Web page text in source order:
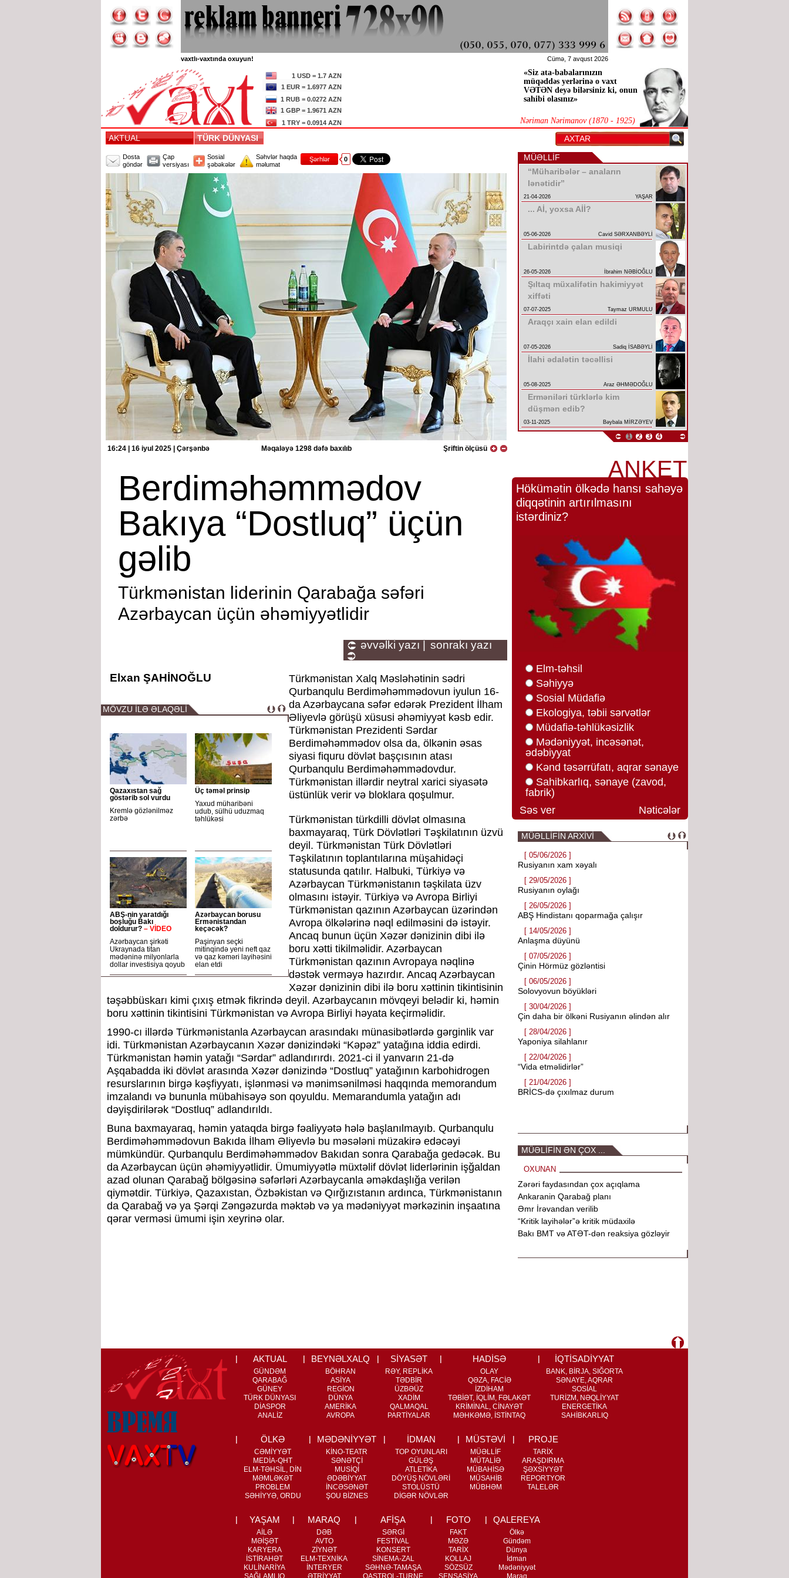
vaxtlı-vaxtında oxuyun! Cümə, 7 avqust 2026
1 USD = 1.7 AZN
1 EUR = 1.6977 AZN
1 RUB = 0.0272 AZN
1 GBP = 1.9671 AZN
1 TRY = 0.0914 AZN
«Siz ata-babalarınızın
müqəddəs yerlərinə o vaxt
VƏTƏN deyə bilərsiniz ki, onun
sahibi olasınız»
Nəriman Nərimanov (1870 - 1925)
AKTUAL TÜRK DÜNYASI
Dosta
göndər
Çap
versiyası
Sosial
şəbəkələr
Səhvlər haqda
məlumat
Şərhlər 0
16:24 | 16 iyul 2025 | Çərşənbə Məqaləyə 1298 dəfə baxılıb Şriftin ölçüsü
Berdiməhəmmədov
Bakıya “Dostluq” üçün
gəlib
Türkmənistan liderinin Qarabağa səfəri
Azərbaycan üçün əhəmiyyətlidir
əvvəlki yazı | sonrakı yazı
Elxan ŞAHİNOĞLU
MÖVZU İLƏ ƏLAQƏLİ
Qazaxıstan sağ
göstərib sol vurdu
Kremlə gözlənilməz
zərbə
Üç təməl prinsip
Yaxud müharibəni
udub, sülhü uduzmaq
təhlükəsi
ABŞ-nin yaratdığı
boşluğu Bakı
doldurur? – VİDEO
Azərbaycan şirkəti
Ukraynada titan
mədəninə milyonlarla
dollar investisiya qoyub
Azərbaycan borusu
Ermənistandan
keçəcək?
Paşinyan seçki
mitinqində yeni neft qaz
və qaz kəməri layihəsini
elan etdi
Türkmənistan Xalq Məsləhətinin sədri
Qurbanqulu Berdiməhəmmədovun iyulun 16-
da Azərbaycana səfər edərək Prezident İlham
Əliyevlə görüşü xüsusi əhəmiyyət kəsb edir.
Türkmənistan Prezidenti Sərdar
Berdiməhəmmədov olsa da, ölkənin əsas
siyasi fiquru dövlət başçısının atası
Qurbanqulu Berdiməhəmmədovdur.
Türkmənistan illərdir neytral xarici siyasətə
üstünlük verir və bloklara qoşulmur.
Türkmənistan türkdilli dövlət olmasına
baxmayaraq, Türk Dövlətləri Təşkilatının üzvü
deyil. Türkmənistan Türk Dövlətləri
Təşkilatının toplantılarına müşahidəçi
statusunda qatılır. Halbuki, Türkiyə və
Azərbaycan Türkmənistanın təşkilata üzv
olmasını istəyir. Türkiyə və Avropa Birliyi
Türkmənistan qazının Azərbaycan üzərindən
Avropa ölkələrinə nəql edilməsini də istəyir.
Ancaq bunun üçün Xəzər dənizinin dibi ilə
boru xətti tikilməlidir. Azərbaycan
Türkmənistan qazının Avropaya nəqlinə
dəstək verməyə hazırdır. Ancaq Azərbaycan
Xəzər dənizinin dibi ilə boru xəttinin tikintisinin
təşəbbüskarı kimi çıxış etmək fikrində deyil. Azərbaycanın mövqeyi belədir ki, həmin
boru xəttinin tikintisini Türkmənistan və Avropa Birliyi həyata keçirməlidir.
1990-cı illərdə Türkmənistanla Azərbaycan arasındakı münasibətlərdə gərginlik var
idi. Türkmənistan Azərbaycanın Xəzər dənizindəki “Kəpəz” yatağına iddia edirdi.
Türkmənistan həmin yatağı “Sərdar” adlandırırdı. 2021-ci il yanvarın 21-də
Aşqabadda iki dövlət arasında Xəzər dənizində “Dostluq” yatağının karbohidrogen
resurslarının birgə kəşfiyyatı, işlənməsi və mənimsənilməsi haqqında memorandum
imzalandı və bununla mübahisəyə son qoyuldu. Memarandumla yatağın adı
dəyişdirilərək “Dostluq” adlandırıldı.
Buna baxmayaraq, həmin yataqda birgə fəaliyyətə hələ başlanılmayıb. Qurbanqulu
Berdiməhəmmədovun Bakıda İlham Əliyevlə bu məsələni müzakirə edəcəyi
mümkündür. Qurbanqulu Berdiməhəmmədov Bakıdan sonra Qarabağa gedəcək. Bu
da Azərbaycan üçün əhəmiyyətlidir. Ümumiyyətlə müxtəlif dövlət liderlərinin işğaldan
azad olunan Qarabağ bölgəsinə səfərləri Azərbaycanla əməkdaşlığa verilən
qiymətdir. Türkiyə, Qazaxıstan, Özbəkistan və Qırğızıstanın ardınca, Türkmənistanın
da Qarabağ və ya Şərqi Zəngəzurda məktəb və ya mədəniyyət mərkəzinin inşaatına
qərar verməsi ümumi işin xeyrinə olar.
MÜƏLLİF
“Müharibələr – anaların
lənətidir”
21-04-2026 YAŞAR
... Aİ, yoxsa Aİİ?
05-06-2026 Cavid SƏRXANBƏYLİ
Labirintdə çalan musiqi
26-05-2026 İbrahim NƏBİOĞLU
Şıltaq müxalifətin hakimiyyət
xiffəti
07-07-2025 Taymaz URMULU
Araqçı xain elan edildi
07-05-2026 Sadiq İSABƏYLİ
İlahi ədalətin təcəllisi
05-08-2025 Araz ƏHMƏDOĞLU
Erməniləri türklərlə kim
düşmən edib?
03-11-2025 Bəybala MİRZƏYEV
1 2 3 4
ANKET
Hökümətin ölkədə hansı sahəyə
diqqətinin artırılmasını
istərdiniz?
Elm-təhsil
Səhiyyə
Sosial Müdafiə
Ekologiya, təbii sərvətlər
Müdafiə-təhlükəsizlik
Mədəniyyət, incəsənət,
ədəbiyyat
Kənd təsərrüfatı, aqrar sənaye
Sahibkarlıq, sənaye (zavod,
fabrik)
Səs ver
Nəticələr
MÜƏLLİFİN ARXİVİ
[ 05/06/2026 ]
Rusiyanın xam xəyalı
[ 29/05/2026 ]
Rusiyanın oylağı
[ 26/05/2026 ]
ABŞ Hindistanı qoparmağa çalışır
[ 14/05/2026 ]
Anlaşma düyünü
[ 07/05/2026 ]
Çinin Hörmüz gözləntisi
[ 06/05/2026 ]
Solovyovun böyükləri
[ 30/04/2026 ]
Çin daha bir ölkəni Rusiyanın əlindən alır
[ 28/04/2026 ]
Yaponiya silahlanır
[ 22/04/2026 ]
“Vida etməlidirlər”
[ 21/04/2026 ]
BRİCS-də çıxılmaz durum
MÜƏLİFİN ƏN ÇOX ...
OXUNAN
Zərəri faydasından çox açıqlama
Ankaranin Qarabağ planı
Əmr İrəvandan verilib
“Kritik layihələr”ə kritik müdaxilə
Bakı BMT və ATƏT-dən reaksiya gözləyir
AKTUAL
GÜNDƏM
QARABAĞ
GÜNEY
TÜRK DÜNYASI
DİASPOR
ANALİZ
BEYNƏLXALQ
BÖHRAN
ASİYA
REGİON
DÜNYA
AMERİKA
AVROPA
SİYASƏT
RƏY, REPLİKA
TƏDBİR
ÜZBƏÜZ
XADİM
QALMAQAL
PARTİYALAR
HADİSƏ
OLAY
QƏZA, FACİƏ
İZDİHAM
TƏBİƏT, İQLİM, FƏLAKƏT
KRİMİNAL, CİNAYƏT
MƏHKƏMƏ, İSTİNTAQ
İQTİSADİYYAT
BANK, BİRJA, SIĞORTA
SƏNAYE, AQRAR
SOSİAL
TURİZM, NƏQLİYYAT
ENERGETİKA
SAHİBKARLIQ
ÖLKƏ
CƏMİYYƏT
MEDİA-QHT
ELM-TƏHSİL, DİN
MƏMLƏKƏT
PROBLEM
SƏHİYYƏ, ORDU
MƏDƏNİYYƏT
KİNO-TEATR
SƏNƏTÇİ
MUSİQİ
ƏDƏBİYYAT
İNCƏSƏNƏT
ŞOU BİZNES
İDMAN
TOP OYUNLARI
GÜLƏŞ
ATLETİKA
DÖYÜŞ NÖVLƏRİ
STOLÜSTÜ
DİGƏR NÖVLƏR
MÜSTƏVİ
MÜƏLLİF
MÜTALİƏ
MÜBAHİSƏ
MÜSAHİB
MÜBHƏM
PROJE
TARİX
ARAŞDIRMA
ŞƏXSİYYƏT
REPORTYOR
TALELƏR
YAŞAM
AİLƏ
MƏİŞƏT
KARYERA
İSTİRAHƏT
KULİNARİYA
SAĞLAMLIQ
MARAQ
DƏB
AVTO
ZİYNƏT
ELM-TEXNİKA
İNTERYER
ƏTRİYYAT
AFİŞA
SƏRGİ
FESTİVAL
KONSERT
SİNEMA-ZAL
SƏHNƏ-TAMAŞA
QASTROL-TURNE
FOTO
FAKT
MƏZƏ
TARİX
KOLLAJ
SÖZSÜZ
SENSASİYA
QALEREYA
Ölkə
Gündəm
Dünya
İdman
Mədəniyyət
Maraq